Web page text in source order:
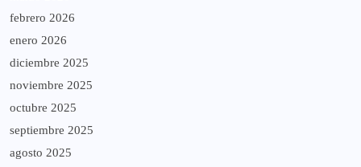
febrero 2026
enero 2026
diciembre 2025
noviembre 2025
octubre 2025
septiembre 2025
agosto 2025